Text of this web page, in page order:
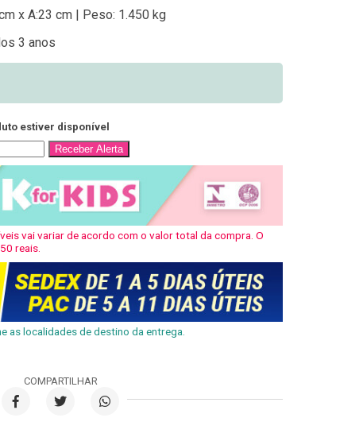
x A:23 cm | Peso: 1.450 kg
3 anos
estiver disponível
Receber Alerta
vai variar de acordo com o valor total da compra. O
reais.
as localidades de destino da entrega.
COMPARTILHAR